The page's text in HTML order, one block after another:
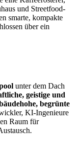
und Streetfood-
smarte, kompakte
über ein
unter dem Dach
geistige und
begrünte
KI-Ingenieure
Raum für